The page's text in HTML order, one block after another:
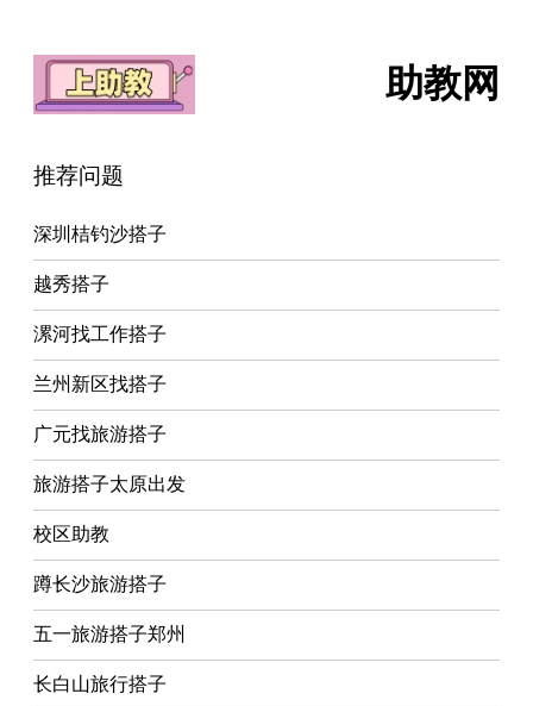
助教网
推荐问题
深圳桔钓沙搭子
越秀搭子
漯河找工作搭子
兰州新区找搭子
广元找旅游搭子
旅游搭子太原出发
校区助教
蹲长沙旅游搭子
五一旅游搭子郑州
长白山旅行搭子